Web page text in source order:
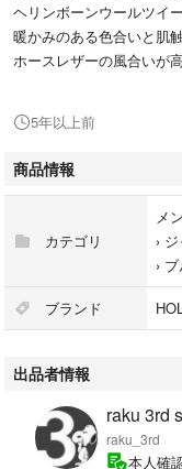
ヘリンボーンウールツイ
暖かみのある色合いと肌
ホースレザーの風合いが
お探しの方やお好きな方
◆◆サイズ＆カラー◆◆
表記サイズ：4 (XL)
実寸サイズ（平置きにて
肩幅：約46.5cm（肩から
着丈：約72.5cm（首元の
多少の誤差はお許し下さ
5年以上前
商品情報
カテゴリ
メ
›
›
ブランド
出品者情報
raku 3rd
raku_3rd
本人確